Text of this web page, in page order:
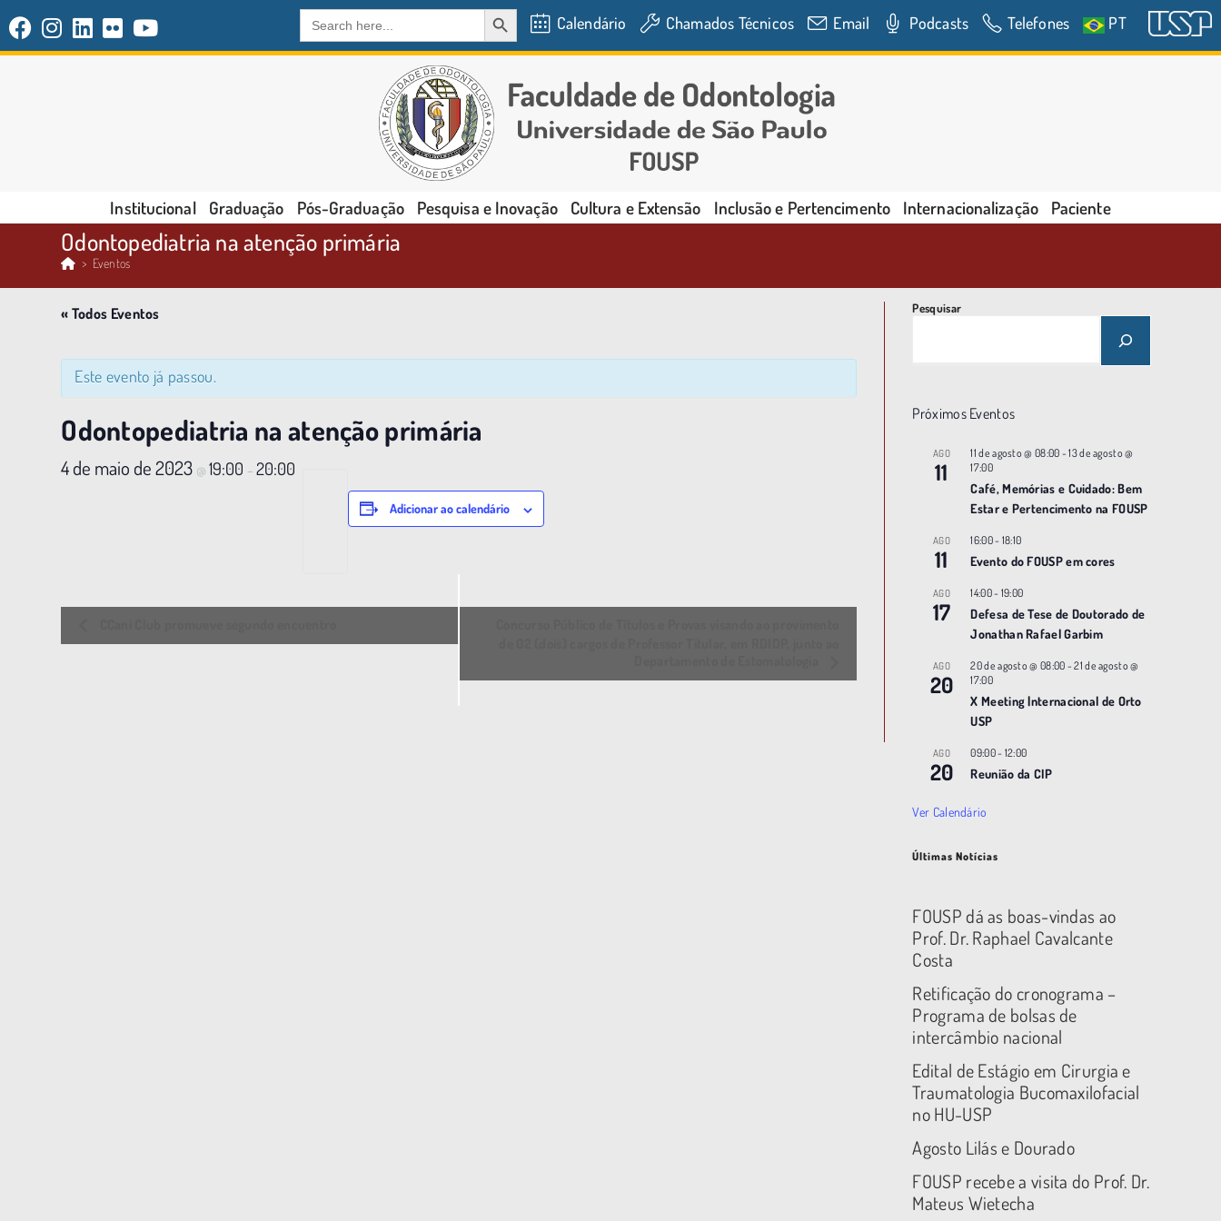
Search
for:
SEARCH BUTTON
Calendário Chamados Técnicos Email Podcasts Telefones PT
Institucional Graduação Pós-Graduação Pesquisa e Inovação Cultura e Extensão Inclusão e Pertencimento Internacionalização Paciente
Odontopediatria na atenção primária
> Eventos
« Todos Eventos
Este evento já passou.
Odontopediatria na atenção primária
4 de maio de 2023 @19:00 –20:00
Adicionar ao calendário
v
Pesquisar
Próximos Eventos
AGO
11
11 de agosto @ 08:00 -13 de agosto @
17:00
Café, Memórias e Cuidado: Bem
Estar e Pertencimento na FOUSP
AGO
11
16:00- 18:10
Evento do FOUSP em cores
AGO
17
14:00- 19:00
Defesa de Tese de Doutorado de
Jonathan Rafael Garbim
AGO
20
20 de agosto @ 08:00 -21 de agosto @
17:00
X Meeting |nternacional de Orto
USP
AGO
20
09:00- 12:00
Reunião da CIP
Ver Calendário
Últimas Notícias
FOUSP dá as boas-vindas ao
Prof. Dr. Raphael Cavalcante
Costa
Retificação do cronograma –
Programa de bolsas de
intercâmbio nacional
Edital de Estágio em Cirurgia e
Traumatologia Bucomaxilofacial
no HU-USP
Agosto Lilás e Dourado
FOUSP recebe a visita do Prof. Dr.
Mateus Wietecha